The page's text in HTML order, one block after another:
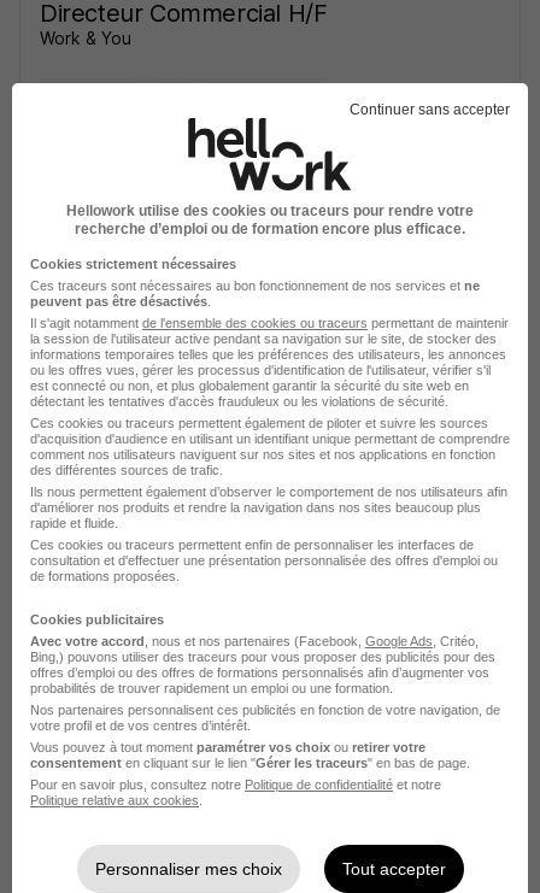
Directeur Commercial H/F
Work & You
Cette offre n’est plus disponible depuis le 05/05/26
Directeur Commercial H/F
Work & You
Nîmes - 30 CDI Temps partiel
Cette offre n’est plus disponible depuis le 05/05/26
Directeur Commercial H/F
Work & You
Nîmes - 30 CDI Temps partiel
Cette offre n’est plus disponible depuis le 05/05/26
Continuer sans accepter
Hellowork utilise des cookies ou traceurs pour rendre votre
recherche d’emploi ou de formation encore plus efficace.
Cookies strictement nécessaires
Ces traceurs sont nécessaires au bon fonctionnement de nos services et ne
peuvent pas être désactivés
Il s'agit notamment de l'ensemble des cookies ou traceurs permettant de maintenir
la session de l'utilisateur active pendant sa navigation sur le site, de stocker des
informations temporaires telles que les préférences des utilisateurs, les annonces
ou les offres vues, gérer les processus d'identification de l'utilisateur, vérifier s'il
est connecté ou non, et plus globalement garantir la sécurité du site web en
détectant les tentatives d'accès frauduleux ou les violations de sécurité.
Ces cookies ou traceurs permettent également de piloter et suivre les sources
d'acquisition d'audience en utilisant un identifiant unique permettant de comprendre
comment nos utilisateurs naviguent sur nos sites et nos applications en fonction
des différentes sources de trafic.
Ils nous permettent également d’observer le comportement de nos utilisateurs afin
d'améliorer nos produits et rendre la navigation dans nos sites beaucoup plus
rapide et fluide.
Ces cookies ou traceurs permettent enfin de personnaliser les interfaces de
consultation et d'effectuer une présentation personnalisée des offres d'emploi ou
de formations proposées.
Cookies publicitaires
Avec votre accord , nous et nos partenaires (Facebook, Google Ads , Critéo,
Bing,) pouvons utiliser des traceurs pour vous proposer des publicités pour des
offres d’emploi ou des offres de formations personnalisés afin d’augmenter vos
probabilités de trouver rapidement un emploi ou une formation.
Nos partenaires personnalisent ces publicités en fonction de votre navigation, de
votre profil et de vos centres d’intérêt.
Vous pouvez à tout moment paramétrer vos choix ou retirer votre
consentement en cliquant sur le lien "Gérer les traceurs" en bas de page.
Pour en savoir plus, consultez notre Politique de confidentialité et notre
Politique relative aux cookies
Personnaliser mes choix Tout accepter